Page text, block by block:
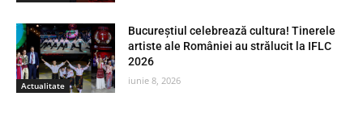
Actualitate
Bucureștiul celebrează cultura! Tinerele
artiste ale României au strălucit la IFLC
2026
iunie 8, 2026